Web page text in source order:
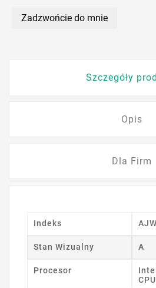
Zadzwońcie do mnie
Szczegóły
Opis
Dla Firm
Indeks
Stan Wizualny A
Procesor